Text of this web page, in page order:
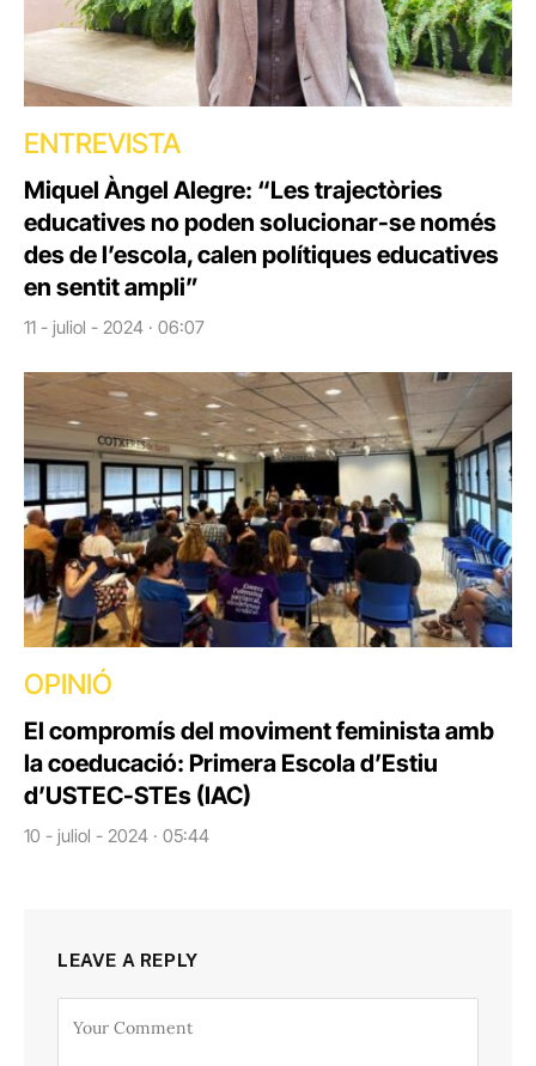
ENTREVISTA
Miquel Àngel Alegre: “Les trajectòries
educatives no poden solucionar-se només
des de l’escola, calen polítiques educatives
en sentit ampli”
11 - juliol - 2024 · 06:07
OPINIÓ
El compromís del moviment feminista amb
la coeducació: Primera Escola d’Estiu
d’USTEC-STEs (IAC)
10 - juliol - 2024 · 05:44
LEAVE A REPLY